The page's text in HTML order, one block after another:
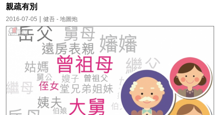
親疏有別
2016-07-05 | 健吾 - 地圖炮